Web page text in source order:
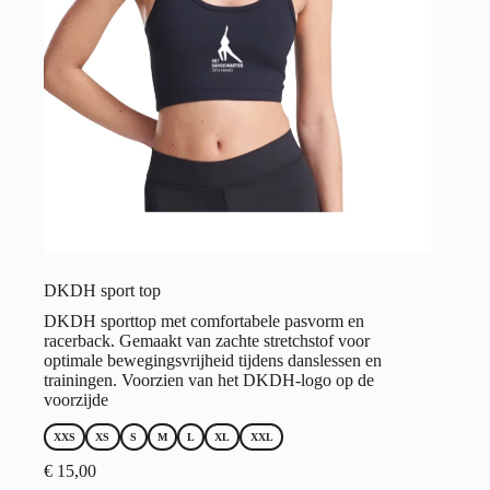
productpagina
DKDH sport top
DKDH sporttop met comfortabele pasvorm en
racerback. Gemaakt van zachte stretchstof voor
optimale bewegingsvrijheid tijdens danslessen en
trainingen. Voorzien van het DKDH-logo op de
voorzijde
XXS XS S M L XL XXL
€ 15,00